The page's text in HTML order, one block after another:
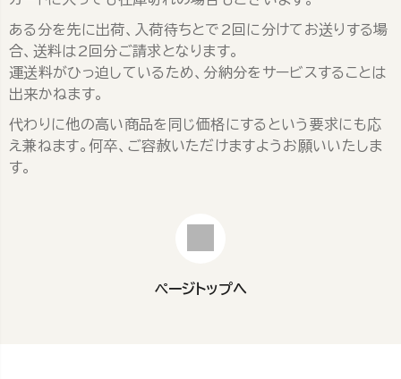
ある分を先に出荷、入荷待ちとで2回に分けてお送りする場
合、送料は2回分ご請求となります。
運送料がひっ迫しているため、分納分をサービスすることは
出来かねます。
代わりに他の高い商品を同じ価格にするという要求にも応
え兼ねます。何卒、ご容赦いただけますようお願いいたしま
す。
ページトップへ